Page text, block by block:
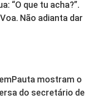
“O que tu acha?”.
Não adianta dar
mostram o
do secretário de